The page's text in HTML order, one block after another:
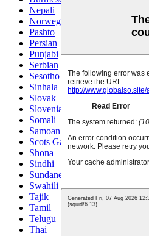
Nepali
Norwegian
Pashto
Persian
Punjabi
Serbian
Sesotho
Sinhala
Slovak
Slovenian
Somali
Samoan
Scots Gaelic
Shona
Sindhi
Sundanese
Swahili
Tajik
Tamil
Telugu
Thai